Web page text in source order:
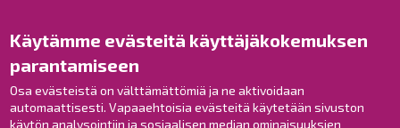
Käytämme evästeitä käyttäjäkokemuksen
parantamiseen
Osa evästeistä on välttämättömiä ja ne aktivoidaan
automaattisesti. Vapaaehtoisia evästeitä käytetään sivuston
käytön analysointiin ja sosiaalisen median ominaisuuksien
Raahe Facebookissa
Raahe Instagramissa
Raahe LinkedInissä
Raahe YouTubessa